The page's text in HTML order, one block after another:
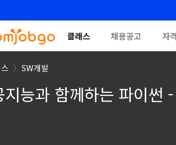
클래스 채용공고 자
SW개발
지능과 함께하는 파이썬